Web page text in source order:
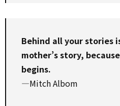
Behind all your stories
mother’s story,
begins.
—Mitch Albom